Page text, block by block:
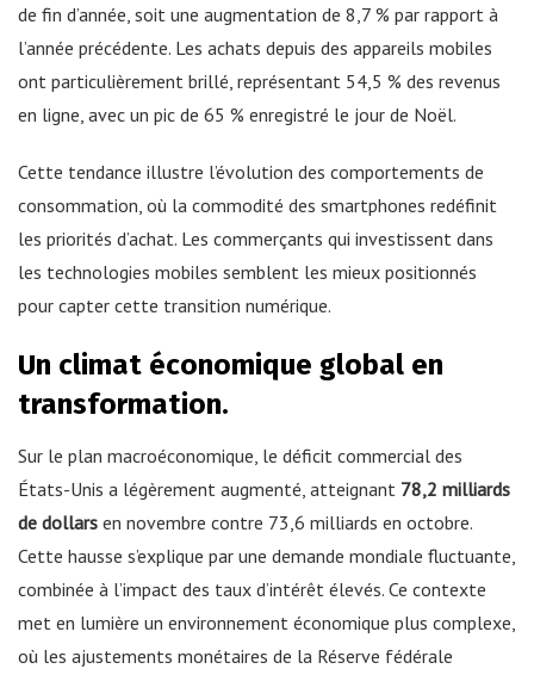
de fin d’année, soit une augmentation de 8,7 % par rapport à
l’année précédente. Les achats depuis des appareils mobiles
ont particulièrement brillé, représentant 54,5 % des revenus
en ligne, avec un pic de 65 % enregistré le jour de Noël.
Cette tendance illustre l’évolution des comportements de
consommation, où la commodité des smartphones redéfinit
les priorités d’achat. Les commerçants qui investissent dans
les technologies mobiles semblent les mieux positionnés
pour capter cette transition numérique.
Un climat économique global en
transformation.
Sur le plan macroéconomique, le déficit commercial des
États-Unis a légèrement augmenté, atteignant 78,2 milliards
de dollars en novembre contre 73,6 milliards en octobre.
Cette hausse s’explique par une demande mondiale fluctuante,
combinée à l’impact des taux d’intérêt élevés. Ce contexte
met en lumière un environnement économique plus complexe,
où les ajustements monétaires de la Réserve fédérale